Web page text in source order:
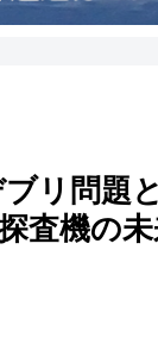
リ問題
査機の